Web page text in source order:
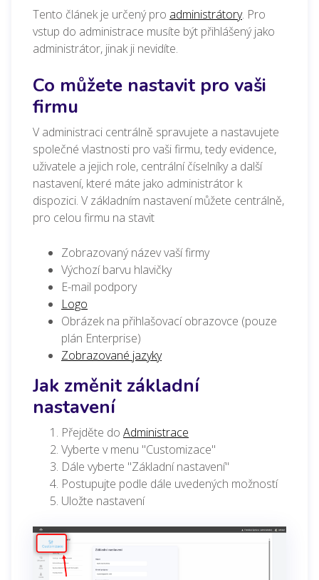
Tento článek je určený pro administrátory. Pro
vstup do administrace musíte být přihlášený jako
administrátor, jinak ji nevidíte.
Co můžete nastavit pro vaši
firmu
V administraci centrálně spravujete a nastavujete
společné vlastnosti pro vaši firmu, tedy evidence,
uživatele a jejich role, centrální číselníky a další
nastavení, které máte jako administrátor k
dispozici. V základním nastavení můžete centrálně,
pro celou firmu na stavit
Zobrazovaný název vaší firmy
Výchozí barvu hlavičky
E-mail podpory
Logo
Obrázek na přihlašovací obrazovce (pouze
plán Enterprise)
Zobrazované jazyky
Jak změnit základní
nastavení
Přejděte do Administrace
Vyberte v menu "Customizace"
Dále vyberte "Základní nastavení"
Postupujte podle dále uvedených možností
Uložte nastavení